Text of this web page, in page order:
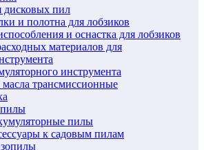
дисковых пил
и полотна для лобзиков
и оснастка для лобзиков
материалов для
инструмента
трансмиссионные
пилы
к садовым пилам